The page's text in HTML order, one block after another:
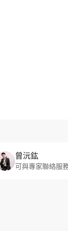
曾沅鈜
可與專家聯絡服